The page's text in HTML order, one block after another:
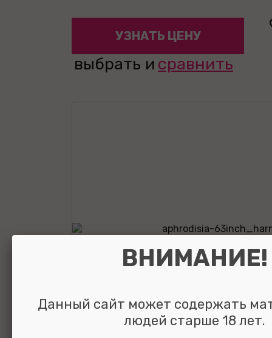
УЗНАТЬ ЦЕНУ
выбрать и сравнить
ВНИМАНИЕ!
Данный сайт может содержать
людей старше 18 лет.